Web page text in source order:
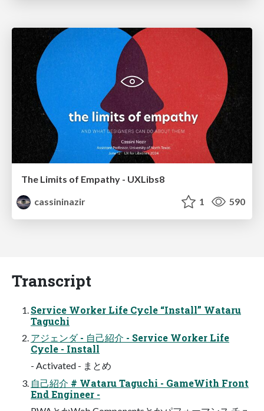
The Limits of Empathy - UXLibs8
cassininazir
1 590
Transcript
Service Worker Life Cycle “Install” Wataru
Taguchi
アジェンダ - 自己紹介 - Service Worker Life
Cycle - Install
- Activated - まとめ
自己紹介 # Wataru Taguchi - GameWith Front
End Engineer -